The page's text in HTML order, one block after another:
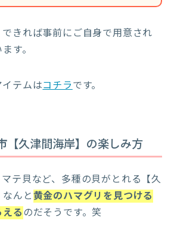
きれば事前にご自身で用意され
す。
テムはコチラです。
【久津間海岸】の楽しみ方
テ貝など、多種の貝がとれる【久
んと黄金のハマグリを見つける
る のだそうです。笑